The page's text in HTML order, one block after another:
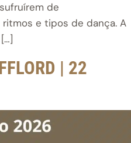
de
e tipos de dança. A
| 22